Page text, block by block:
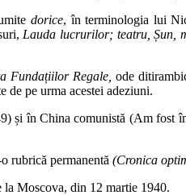
dorice, în terminologia lui
Lauda lucrurilor; teatru, Șun,
Fundațiilor Regale, ode
de pe urma acestei adeziuni.
în China comunistă (Am fost
rubrică permanentă (Cronica
la Moscova, din 12 martie 1940.